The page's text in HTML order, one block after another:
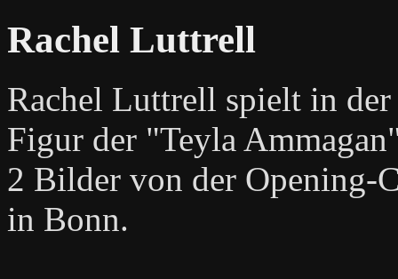
Rachel Luttrell
Rachel Luttrell spielt in
Figur der "Teyla
2 Bilder von der Opening-
in Bonn.